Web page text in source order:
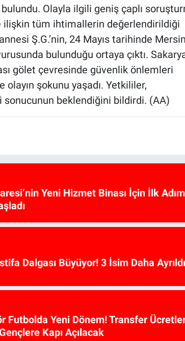
Olayla ilgili geniş çaplı
ilişkin tüm ihtimallerin değerlendirildiği
Ş.G.’nin, 24 Mayıs tarihinde
bulunduğu ortaya çıktı.
gölet çevresinde güvenlik önlemleri
olayın şokunu yaşadı. Yetkililer,
beklendiğini bildirdi. (AA)
Yeni Hizmet Binası İçin İlk Adım
Dalgası Büyüyor! 3 İsim Daha Ayrıldı
Futbolda Yeni Dönem! Transfer
Kapı Açılacak